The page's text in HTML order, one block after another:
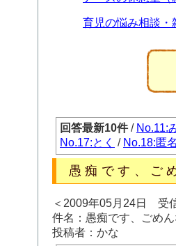
育児の悩み相談・
回答最新10件/ No.11:
No.17:とく / No.18:匿名
愚痴です、ご
＜2009年05月24日 受
件名：愚痴です、ごめ
投稿者：かな